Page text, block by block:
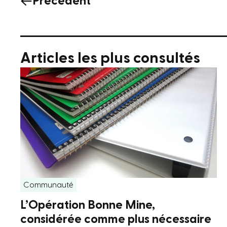
Articles les plus consultés
Communauté
L’Opération Bonne Mine,
considérée comme plus nécessaire